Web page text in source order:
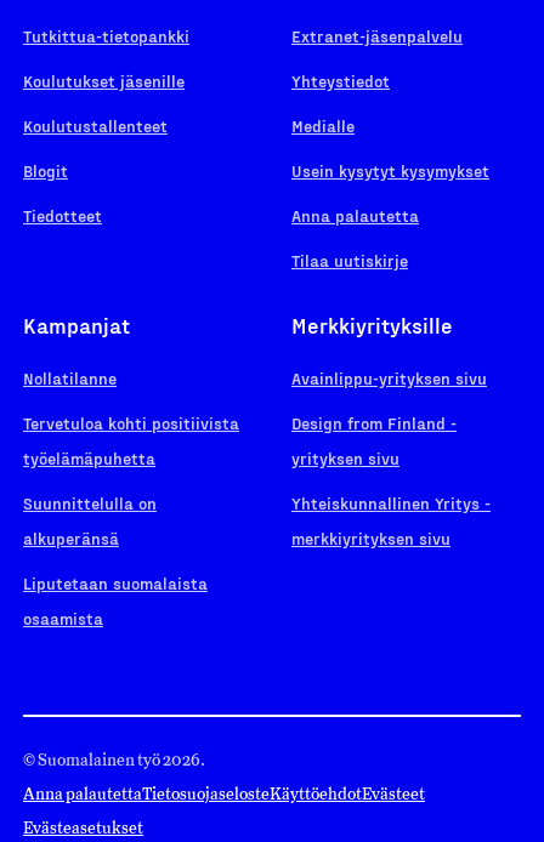
Tutkittua-tietopankki
Koulutukset jäsenille
Koulutustallenteet
Blogit
Tiedotteet
Extranet-jäsenpalvelu
Yhteystiedot
Medialle
Usein kysytyt kysymykset
Anna palautetta
Tilaa uutiskirje
Kampanjat
Nollatilanne
Tervetuloa kohti positiivista
työelämäpuhetta
Suunnittelulla on
alkuperänsä
Liputetaan suomalaista
osaamista
Merkkiyrityksille
Avainlippu-yrityksen sivu
Design from Finland -
yrityksen sivu
Yhteiskunnallinen Yritys -
merkkiyrityksen sivu
© Suomalainen työ 2026.
Anna palautettaTietosuojaselosteKäyttöehdotEvästeet
Evästeasetukset